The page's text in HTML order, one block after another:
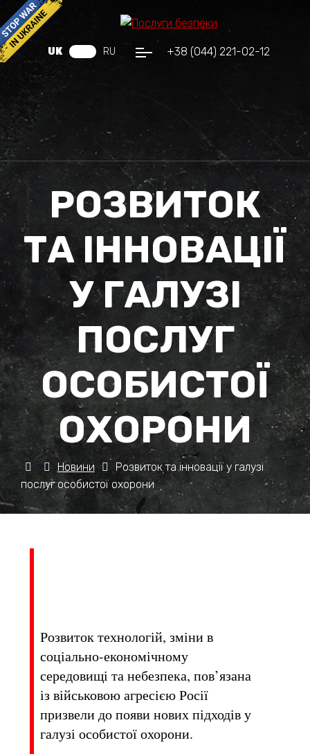
+38 (044) 221-02-12
UK RU
РОЗВИТОК
ТА ІННОВАЦІЇ
У ГАЛУЗІ
ПОСЛУГ
ОСОБИСТОЇ
ОХОРОНИ
Новини
Розвиток та інновації у галузі
послуг особистої охорони
Розвиток технологій, зміни в
соціально-економічному
середовищі та небезпека, пов’язана
із військовою агресією Росії
призвели до появи нових підходів у
галузі особистої охорони.